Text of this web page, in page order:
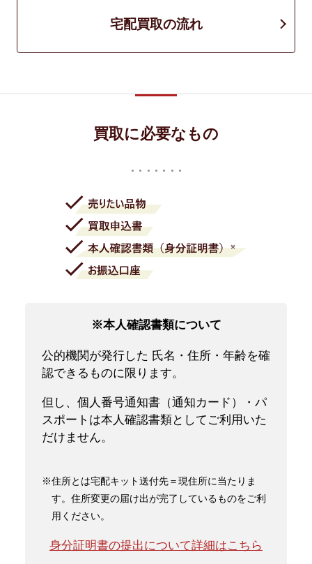
宅配買取の流れ
買取に必要なもの
※本人確認書類について
公的機関が発行した 氏名・住所・年齢を確
認できるものに限ります。
但し、個人番号通知書（通知カード）・パ
スポートは本人確認書類としてご利用いた
だけません。
※住所とは宅配キット送付先＝現住所に当たりま
す。住所変更の届け出が完了しているものをご利
用ください。
身分証明書の提出について詳細はこちら